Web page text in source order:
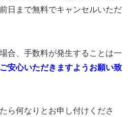
日まで無料でキャンセルいただ
合、手数料が発生することは一
安心いただきますようお願い致
ら何なりとお申し付けくださ